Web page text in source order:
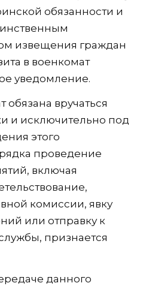
обязанности и
извещения граждан
в военкомат
уведомление.
обязана вручаться
и исключительно под
этого
проведение
включая
комиссии, явку
или отправку к
признается
данного